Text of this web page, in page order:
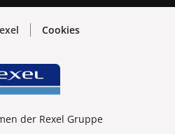
Cookies
der Rexel Gruppe